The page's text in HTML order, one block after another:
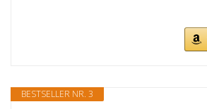
BESTSELLER NR. 3